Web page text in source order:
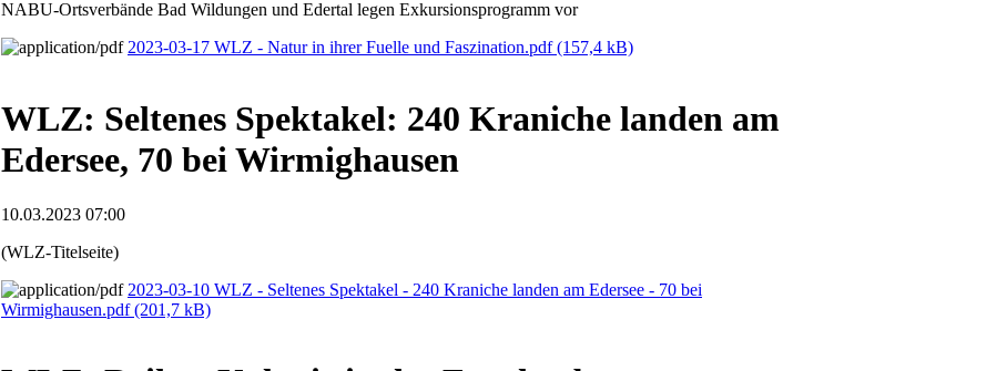
NABU-Ortsverbände Bad Wildungen und Edertal legen Exkursionsprogramm vor
2023-03-17 WLZ - Natur in ihrer Fuelle und Faszination.pdf(157,4 kB)
WLZ: Seltenes Spektakel: 240 Kraniche landen am
Edersee, 70 bei Wirmighausen
10.03.2023 07:00
(WLZ-Titelseite)
2023-03-10 WLZ - Seltenes Spektakel - 240 Kraniche landen am Edersee - 70 bei
Wirmighausen.pdf(201,7 kB)